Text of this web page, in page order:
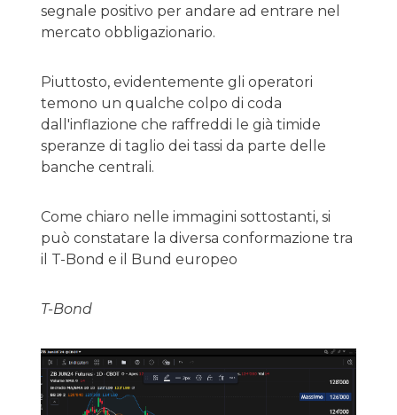
segnale positivo per andare ad entrare nel
mercato obbligazionario.
Piuttosto, evidentemente gli operatori
temono un qualche colpo di coda
dall'inflazione che raffreddi le già timide
speranze di taglio dei tassi da parte delle
banche centrali.
Come chiaro nelle immagini sottostanti, si
può constatare la diversa conformazione tra
il T-Bond e il Bund europeo
T-Bond